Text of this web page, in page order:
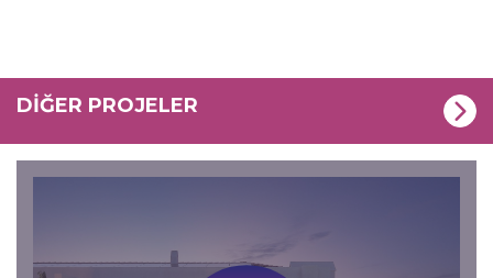
DİĞER PROJELER